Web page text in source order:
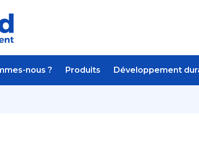
nous ? Produits Développement